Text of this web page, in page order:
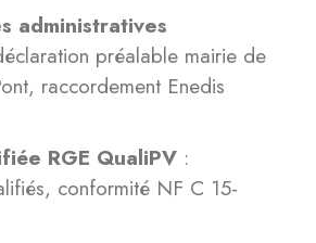
administratives
préalable mairie de
raccordement Enedis
RGE QualiPV :
conformité NF C 15-